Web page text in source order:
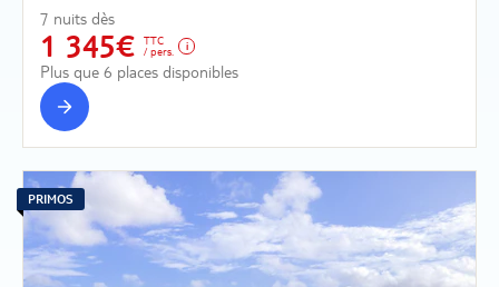
7 nuits dès
1 345€
TTC
/ pers.
Plus que 6 places disponibles
PRIMOS